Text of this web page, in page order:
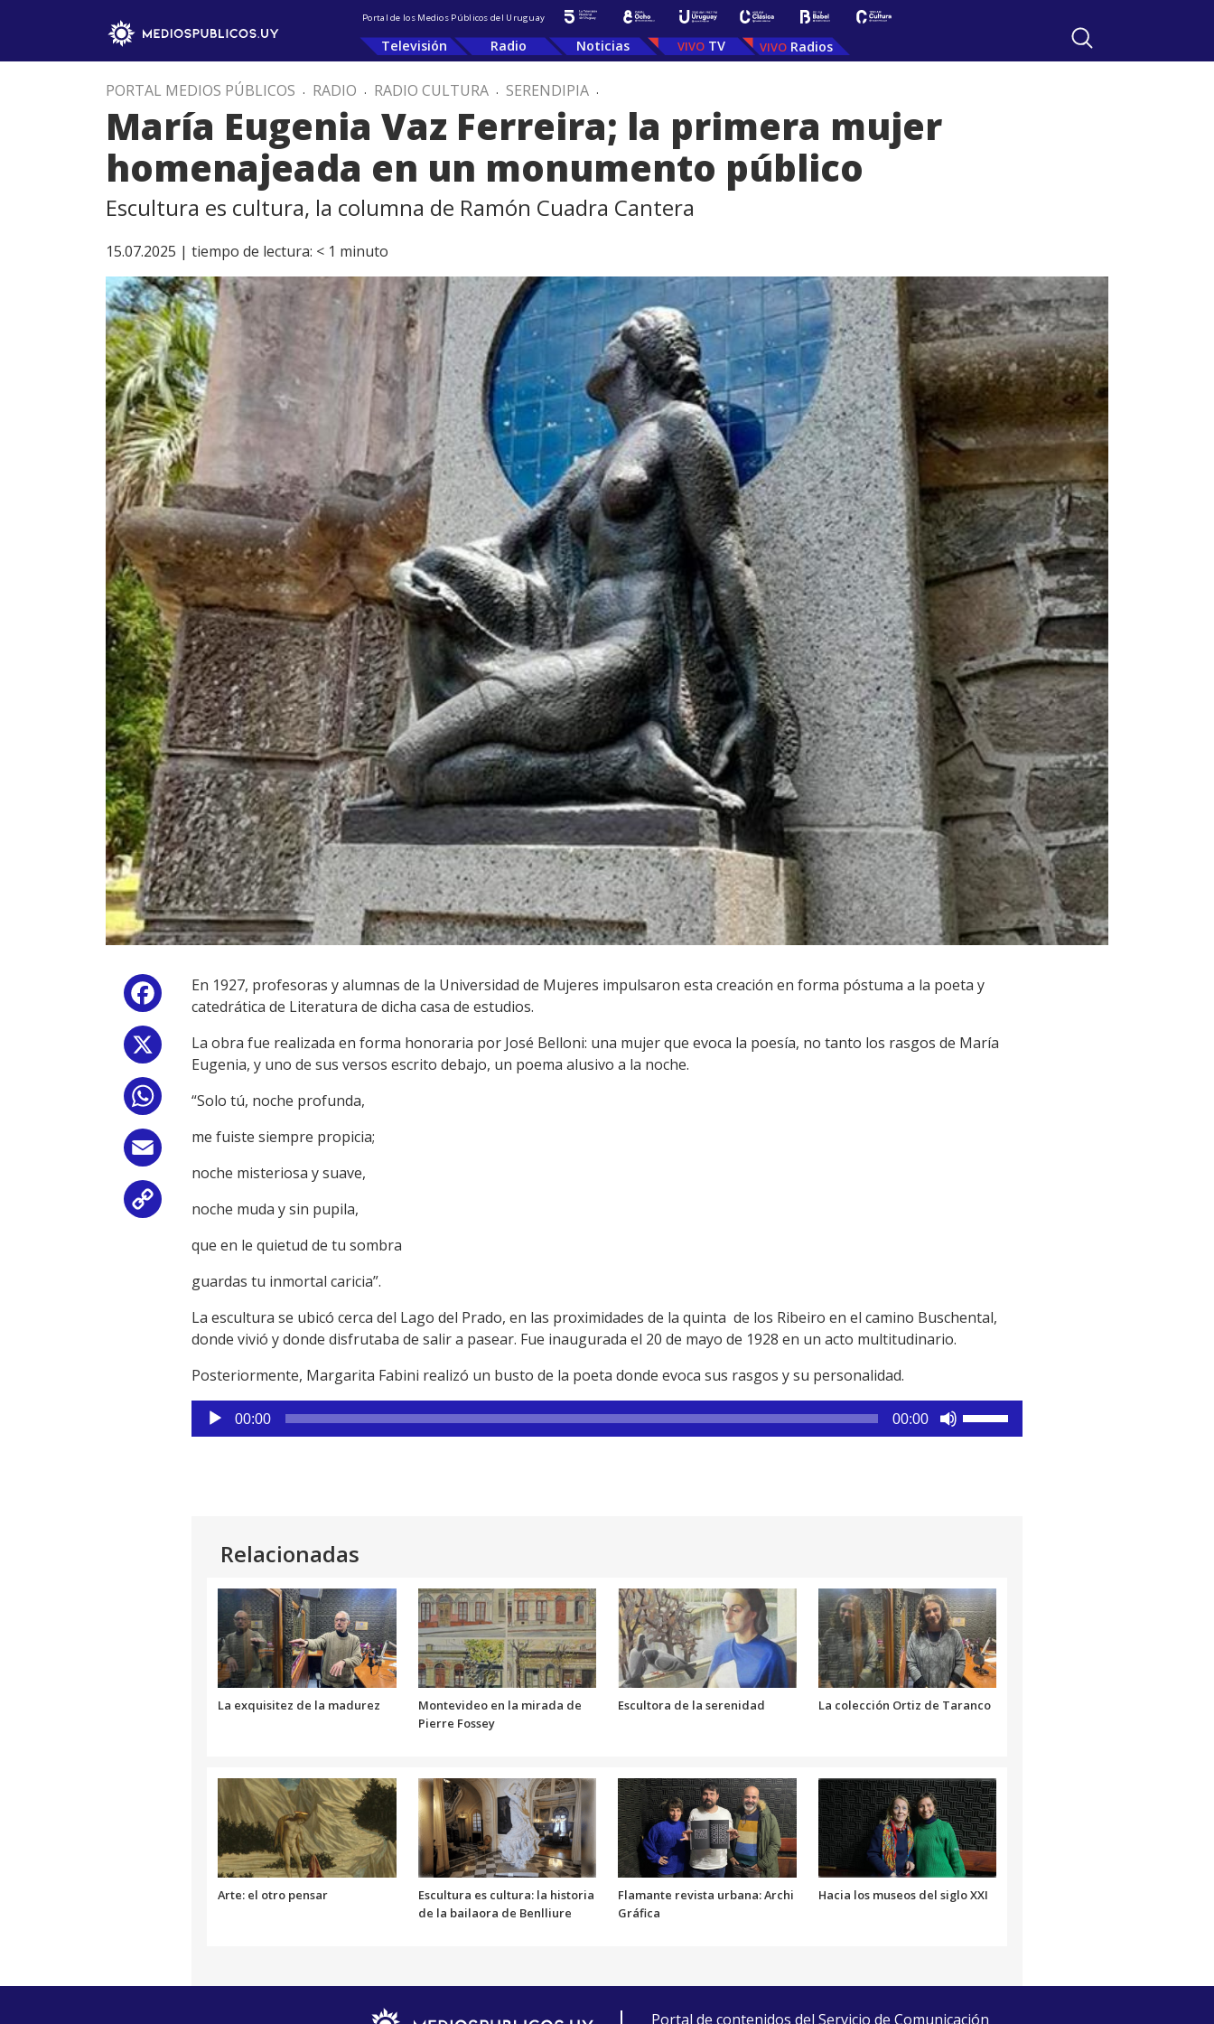
Portal de los Medios Públicos del Uruguay
Televisión Radio Noticias TV Radios
PORTAL MEDIOS PÚBLICOS . RADIO . RADIO CULTURA . SERENDIPIA .
María Eugenia Vaz Ferreira; la primera mujer
homenajeada en un monumento público
Escultura es cultura, la columna de Ramón Cuadra Cantera
15.07.2025 | tiempo de lectura: < 1 minuto
Facebook
WhatsApp
Copy
Link
En 1927, profesoras y alumnas de la Universidad de Mujeres impulsaron esta creación en forma póstuma a la poeta y
catedrática de Literatura de dicha casa de estudios.
La obra fue realizada en forma honoraria por José Belloni: una mujer que evoca la poesía, no tanto los rasgos de María
Eugenia, y uno de sus versos escrito debajo, un poema alusivo a la noche.
“Solo tú, noche profunda,
me fuiste siempre propicia;
noche misteriosa y suave,
noche muda y sin pupila,
que en le quietud de tu sombra
guardas tu inmortal caricia”.
La escultura se ubicó cerca del Lago del Prado, en las proximidades de la quinta de los Ribeiro en el camino Buschental,
donde vivió y donde disfrutaba de salir a pasear. Fue inaugurada el 20 de mayo de 1928 en un acto multitudinario.
Posteriormente, Margarita Fabini realizó un busto de la poeta donde evoca sus rasgos y su personalidad.
Reproductor
de
00:00 00:00
disminuir
el
volumen.
Relacionadas
La exquisitez de la madurez
Montevideo en la mirada de
Pierre Fossey
Escultora de la serenidad La colección Ortiz de Taranco
Arte: el otro pensar
Escultura es cultura: la historia
de la bailaora de Benlliure
Flamante revista urbana: Archi
Gráfica
Hacia los museos del siglo XXI
Portal de contenidos del Servicio de Comunicación